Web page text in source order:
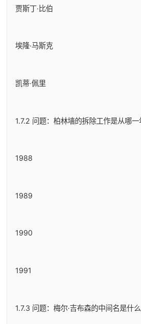
贾斯丁·比伯
埃隆·马斯克
凯蒂·佩里
1.7.2 问题：柏林墙的拆除工作是从哪
1988
1989
1990
1991
1.7.3 问题：梅尔·吉布森的中间名是什